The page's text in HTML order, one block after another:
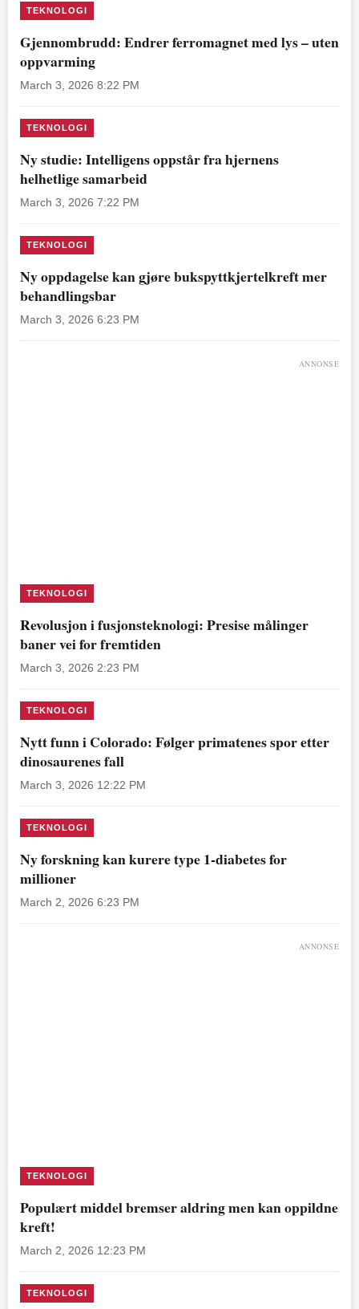
TEKNOLOGI
Gjennombrudd: Endrer ferromagnet med lys – uten
oppvarming
March 3, 2026 8:22 PM
TEKNOLOGI
Ny studie: Intelligens oppstår fra hjernens
helhetlige samarbeid
March 3, 2026 7:22 PM
TEKNOLOGI
Ny oppdagelse kan gjøre bukspyttkjertelkreft mer
behandlingsbar
March 3, 2026 6:23 PM
ANNONSE
TEKNOLOGI
Revolusjon i fusjonsteknologi: Presise målinger
baner vei for fremtiden
March 3, 2026 2:23 PM
TEKNOLOGI
Nytt funn i Colorado: Følger primatenes spor etter
dinosaurenes fall
March 3, 2026 12:22 PM
TEKNOLOGI
Ny forskning kan kurere type 1-diabetes for
millioner
March 2, 2026 6:23 PM
ANNONSE
TEKNOLOGI
Populært middel bremser aldring men kan oppildne
kreft!
March 2, 2026 12:23 PM
TEKNOLOGI